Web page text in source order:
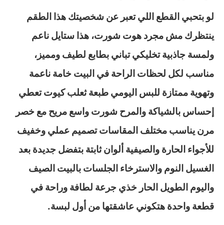
لو بتحبي القطع اللي تعبر عن شخصيتك هذا الطقم
ينتظرك مش مجرد هوت شورت، هذا ستايل ناعم
ولمسة جاذبية تخليكي تباني بطابع لطيف ومميز،
مناسب لكل لحظات الراحة في البيت خامة ناعمة
وتهوية ممتازة للبس اليومي طبعة ثعلب كيوت تعطي
إحساس بالشياكة والمرح شورت واسع مريح مع خصر
مرن يناسب مختلف المقاسات تصميم عملي وخفيف
للأجواء الحارة والصيفية ألوان ثابتة بتفضل جديدة بعد
الغسيل النوم والاسترخاء الجلسات بالبيت الصيف
واليوم الطويل الحار خذي جرعة لطافة وراحة في
قطعة واحدة هتكوني عاشقتها من أول لبسة.